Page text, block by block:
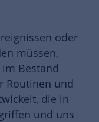
oder
müssen,
Bestand
Routinen und
die in
und uns